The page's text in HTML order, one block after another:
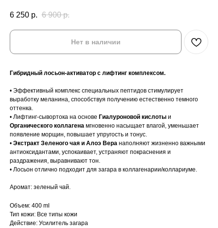
6 250 р. 6 900 р.
Нет в наличии
Гибридный лосьон-активатор с лифтинг комплексом.
• Эффективный комплекс специальных пептидов стимулирует
выработку меланина, способствуя получению естественно темного
оттенка.
• Лифтинг-сывортока на основе Гиалуроновой кислоты и
Органического коллагена мгновенно насыщает влагой, уменьшает
появление морщин, повышает упругость и тонус.
• Экстракт Зеленого чая и Алоэ Вера наполняют жизненно важными
антиоксидантами, успокаивает, устраняют покраснения и
раздражения, выравнивают тон.
• Лосьон отлично подходит для загара в коллагенарии/коллариуме.
Аромат: зеленый чай.
Объем: 400 ml
Тип кожи: Все типы кожи
Действие: Усилитель загара